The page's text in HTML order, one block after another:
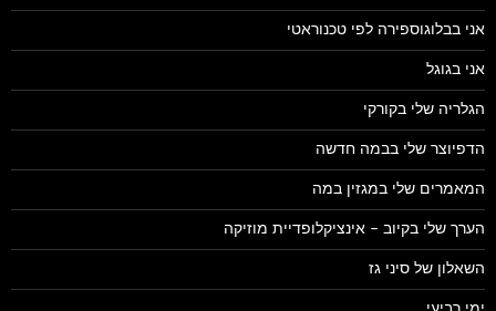
אני בבלוגוספירה לפי טכנוראטי
אני בגוגל
הגלריה שלי בקורקי
הדפיוצר שלי בבמה חדשה
המאמרים שלי במגזין במה
הערך שלי בקיוב – אינציקלופדיית מוזיקה
השאלון של סיני גז